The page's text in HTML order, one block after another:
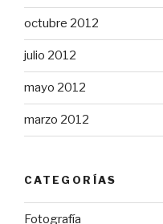
octubre 2012
julio 2012
mayo 2012
marzo 2012
CATEGORÍAS
Fotografía